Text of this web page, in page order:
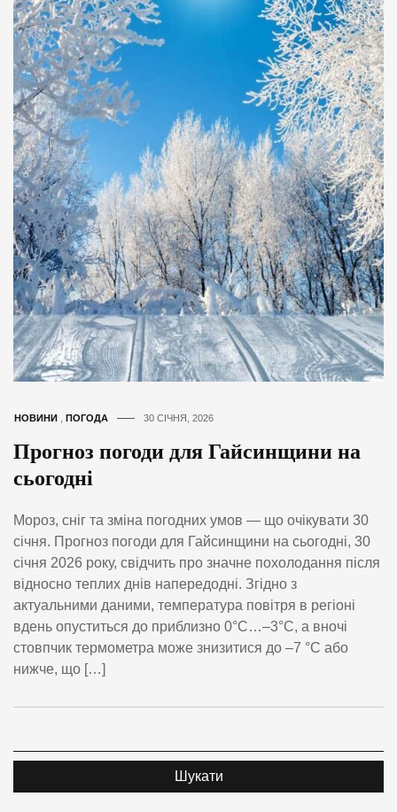
НОВИНИ ПОГОДА 30 СІЧНЯ, 2026
Прогноз погоди для Гайсинщини на
сьогодні
Мороз, сніг та зміна погодних умов — що очікувати 30
січня. Прогноз погоди для Гайсинщини на сьогодні, 30
січня 2026 року, свідчить про значне похолодання після
відносно теплих днів напередодні. Згідно з
актуальними даними, температура повітря в регіоні
вдень опуститься до приблизно 0°C…–3°C, а вночі
стовпчик термометра може знизитися до –7 °C або
нижче, що […]